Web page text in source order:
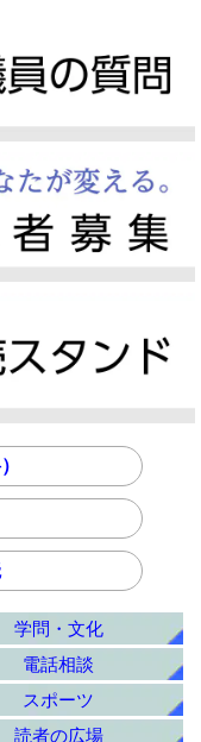
学問・文化
電話相談
スポーツ
読者の広場